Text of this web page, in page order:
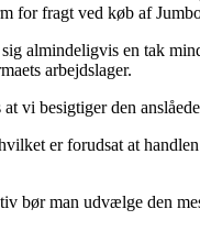
for fragt ved køb af
almindeligvis en tak
arbejdslager.
vi besigtiger den
er forudsat at
bør man udvælge den